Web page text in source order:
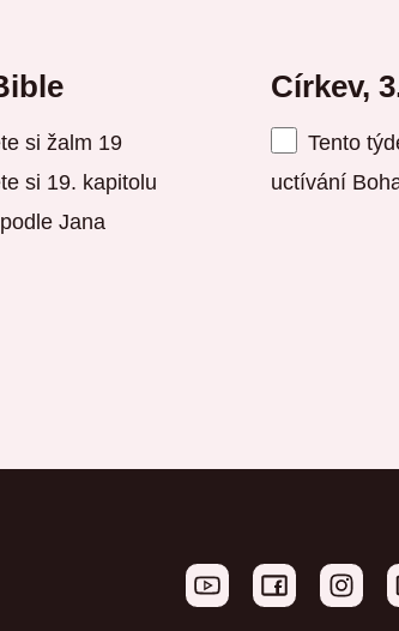
si žalm 19
si 19. kapitolu
Jana
Církev,
Tento
uctívání